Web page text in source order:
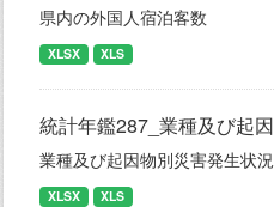
県内の外国人宿泊客数
XLSX XLS
統計年鑑287_業種及び起
業種及び起因物別災害発生状況
XLSX XLS